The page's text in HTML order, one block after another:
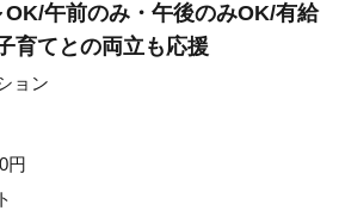
午前のみ・午後のみOK/有給
育てとの両立も応援
ョン
円